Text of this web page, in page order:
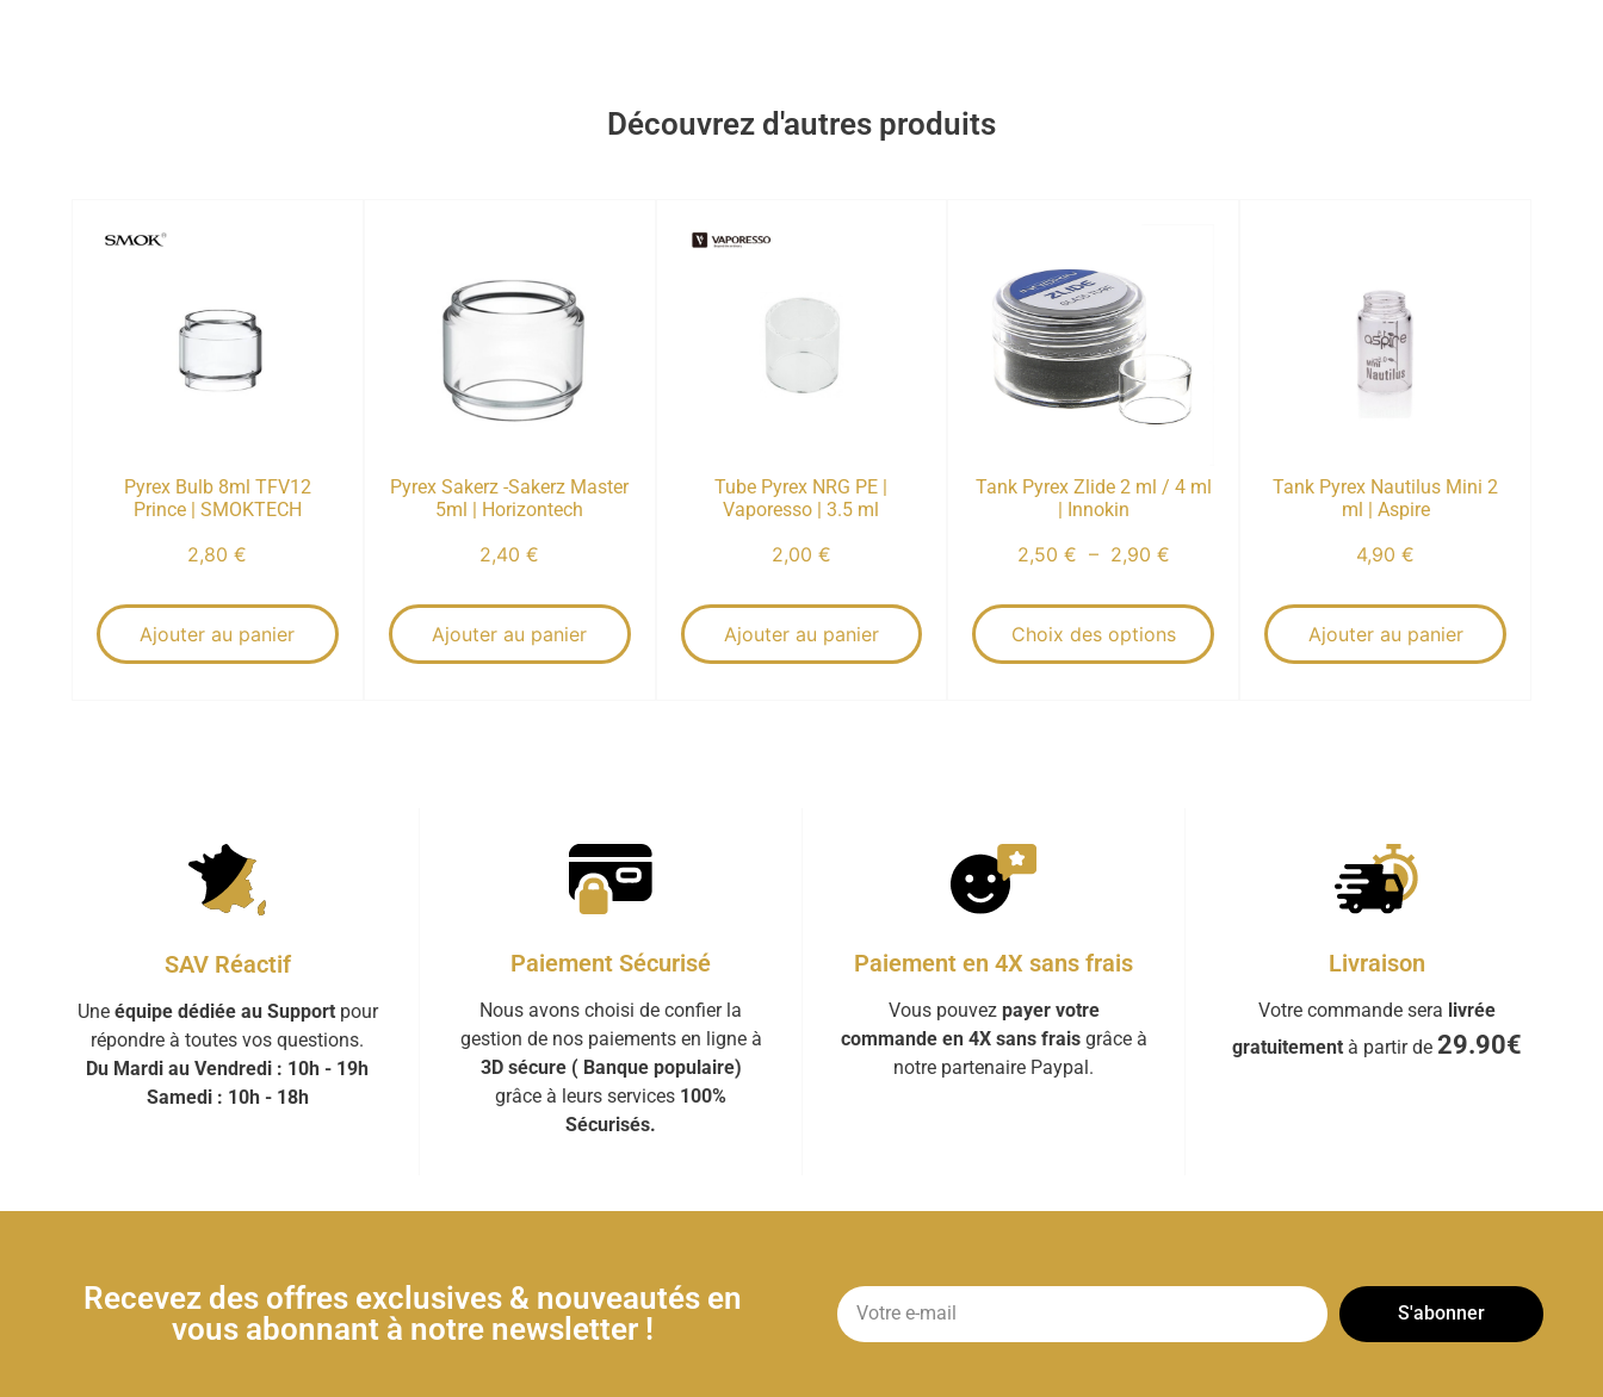
Découvrez d'autres produits
Pyrex Bulb 8ml TFV12
Prince | SMOKTECH
2,80€
Ajouter au panier
Pyrex Sakerz -Sakerz Master
5ml | Horizontech
2,40€
Ajouter au panier
Tube Pyrex NRG PE |
Vaporesso | 3.5 ml
2,00 €
Ajouter au panier
Tank Pyrex Zlide 2 ml / 4 ml
| Innokin
2,50 € – 2,90 €
Choix des options
Tank Pyrex Nautilus Mini 2
ml | Aspire
4,90€
Ajouter au panier
SAV Réactif
Une équipe dédiée au Supportpour
répondre à toutes vos questions.
Du Mardi au Vendredi : 10h - 19h
Samedi : 10h - 18h
Paiement Sécurisé
Nous avons choisi de confier la
gestion de nos paiements en ligne à
3D sécure ( Banque populaire)
grâce à leurs services 100%
Sécurisés.
Paiement en 4X sans frais
Vous pouvez payer votre
commande en 4X sans fraisgrâce à
notre partenaire Paypal.
Livraison
Votre commande sera livrée
gratuitementà partir de 29.90€
Recevez des offres exclusives & nouveautés en
vous abonnant à notre newsletter !
S'abonner